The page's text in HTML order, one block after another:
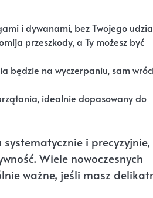
i dywanami, bez Twojego
przeszkody, a Ty możesz być
będzie na wyczerpaniu, sam
idealnie dopasowany do
i precyzyjnie,
Wiele nowoczesnych
ważne, jeśli masz